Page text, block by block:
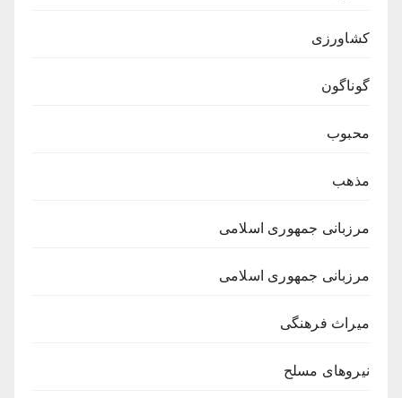
کشاورزی
گوناگون
محبوب
مذهب
مرزبانی جمهوری اسلامی
مرزبانی جمهوری اسلامی
میراث فرهنگی
نیروهای مسلح